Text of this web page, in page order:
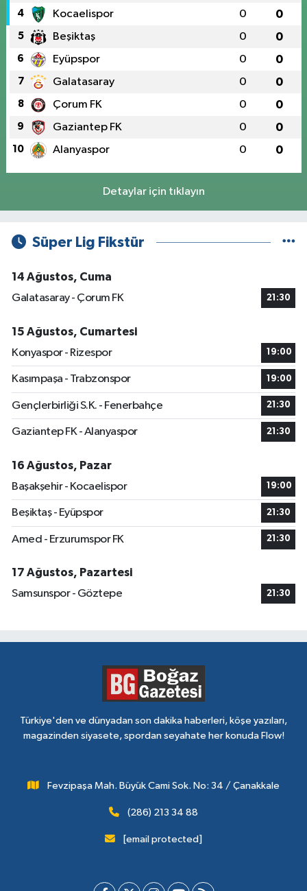
4 Kocaelispor 0 0
5 Beşiktaş 0 0
6 Eyüpspor 0 0
7 Galatasaray 0 0
8 Çorum FK 0 0
9 Gaziantep FK 0 0
10 Alanyaspor 0 0
Detaylar için tıklayın
Süper Lig Fikstür
14 Ağustos, Cuma
Galatasaray - Çorum FK
21:30
15 Ağustos, Cumartesi
Konyaspor - Rizespor
19:00
Kasımpaşa - Trabzonspor 19:00
Gençlerbirliği S.K. - Fenerbahçe 21:30
Gaziantep FK - Alanyaspor 21:30
16 Ağustos, Pazar
Başakşehir - Kocaelispor
19:00
Beşiktaş - Eyüpspor 21:30
Amed - Erzurumspor FK 21:30
17 Ağustos, Pazartesi
Samsunspor - Göztepe
21:30
Türkiye'den ve dünyadan son dakika haberleri, köşe yazıları,
magazinden siyasete, spordan seyahate her konuda Flow!
Fevzipaşa Mah. Büyük Cami Sok. No: 34 / Çanakkale
(286) 213 34 88
[email protected]